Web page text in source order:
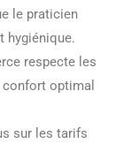
le praticien
hygiénique.
respecte les
confort optimal
sur les tarifs